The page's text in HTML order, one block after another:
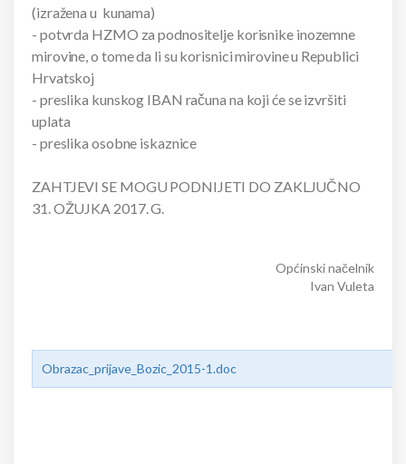
(izražena u kunama)
- potvrda HZMO za podnositelje korisnike inozemne
mirovine, o tome da li su korisnici mirovine u Republici
Hrvatskoj
- preslika kunskog IBAN računa na koji će se izvršiti
uplata
- preslika osobne iskaznice
ZAHTJEVI SE MOGU PODNIJETI DO ZAKLJUČNO
31. OŽUJKA 2017. G.
Općinski načelnik
Ivan Vuleta
Obrazac_prijave_Bozic_2015-1.doc